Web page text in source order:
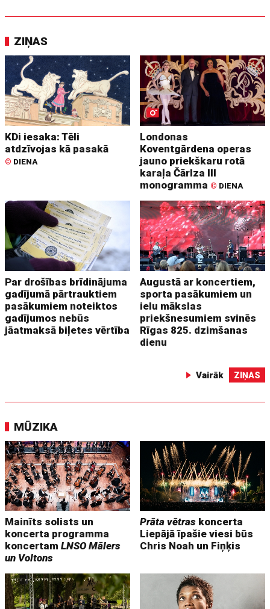
ZIŅAS
KDi iesaka: Tēli
atdzīvojas kā pasakā
© DIENA
Londonas
Koventgārdena operas
jauno priekškaru rotā
karaļa Čārlza III
monogramma © DIENA
Par drošības brīdinājuma
gadījumā pārtrauktiem
pasākumiem noteiktos
gadījumos nebūs
jāatmaksā biļetes vērtība
Augustā ar koncertiem,
sporta pasākumiem un
ielu mākslas
priekšnesumiem svinēs
Rīgas 825. dzimšanas
dienu
Vairāk ZIŅAS
MŪZIKA
Mainīts solists un
koncerta programma
koncertamLNSO Mālers
un Voltons
Prāta vētras koncerta
Liepājā īpašie viesi būs
Chris Noah un Fiņķis